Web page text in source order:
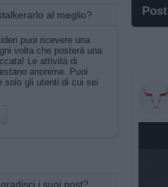
al meglio?
puoi ricevere una
volta che posterà una
Le attività di
anonime. Puoi
solo gli utenti di cui sei
i suoi post?